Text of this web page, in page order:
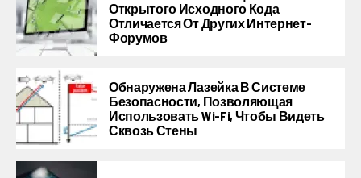
Открытого Исходного Кода
Отличается От Других Интернет-
Форумов
Обнаружена Лазейка В Системе
Безопасности, Позволяющая
Использовать Wi-Fi, Чтобы Видеть
Сквозь Стены